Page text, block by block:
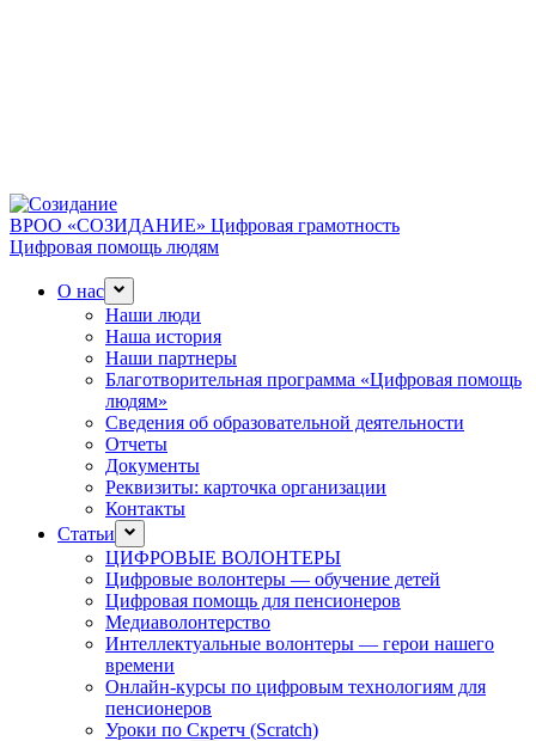
ВРОО «СОЗИДАНИЕ» Цифровая грамотность
Цифровая помощь людям
О нас
Наши люди
Наша история
Наши партнеры
Благотворительная программа «Цифровая помощь
людям»
Сведения об образовательной деятельности
Отчеты
Документы
Реквизиты: карточка организации
Контакты
Статьи
ЦИФРОВЫЕ ВОЛОНТЕРЫ
Цифровые волонтеры — обучение детей
Цифровая помощь для пенсионеров
Медиаволонтерство
Интеллектуальные волонтеры — герои нашего
времени
Онлайн-курсы по цифровым технологиям для
пенсионеров
Уроки по Скретч (Scratch)